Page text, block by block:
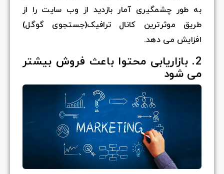
به طور چشمگیری آمار بازدید از وب سایت را از
طریق موثرترین کانال ترافیک(جستجوی گوگل)
افزایش می دهد.
2. بازاریابی محتوا باعث فروش بیشتر
می شود